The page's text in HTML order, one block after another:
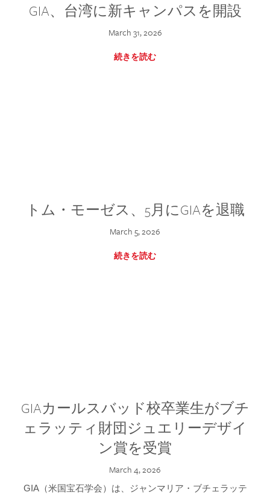
GIA、台湾に新キャンパスを開設
March 31, 2026
続きを読む
トム・モーゼス、5月にGIAを退職
March 5, 2026
続きを読む
GIAカールスバッド校卒業生がブチ
ェラッティ財団ジュエリーデザイ
ン賞を受賞
March 4, 2026
GIA（米国宝石学会）は、ジャンマリア・ブチェラッテ